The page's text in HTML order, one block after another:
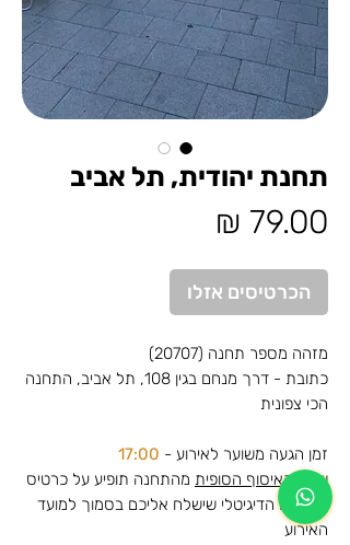
תחנת יהודית, תל אביב
הכרטיסים אזלו
מזהה מספר תחנה (20707)
כתובת - דרך מנחם בגין 108, תל אביב, התחנה
הכי צפונית
זמן הגעה משוער לאירוע - 17:00
שעת האיסוף הסופית מהתחנה תופיע על כרטיס
ההסעה הדיגיטלי שישלח אליכם בסמוך למועד
האירוע